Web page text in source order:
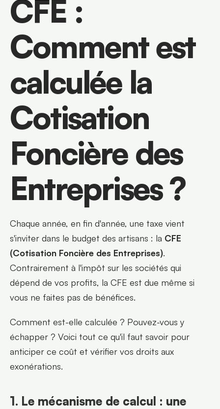
CFE :
Comment est
calculée la
Cotisation
Foncière des
Entreprises ?
Chaque année, en fin d'année, une taxe vient
s'inviter dans le budget des artisans : la CFE
(Cotisation Foncière des Entreprises).
Contrairement à l'impôt sur les sociétés qui
dépend de vos profits, la CFE est due même si
vous ne faites pas de bénéfices.
Comment est-elle calculée ? Pouvez-vous y
échapper ? Voici tout ce qu'il faut savoir pour
anticiper ce coût et vérifier vos droits aux
exonérations.
1. Le mécanisme de calcul : une